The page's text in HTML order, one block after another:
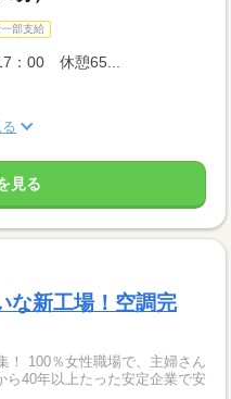
部支給
：00 休憩65...
見る
新工場！空調完
！ 100％女性職場で、主婦さん
ら40年以上たった安定企業で安